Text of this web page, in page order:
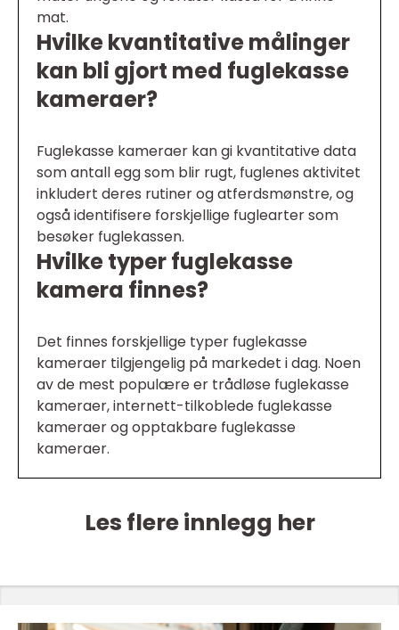
mat.
Hvilke kvantitative målinger
kan bli gjort med fuglekasse
kameraer?
Fuglekasse kameraer kan gi kvantitative data
som antall egg som blir rugt, fuglenes aktivitet
inkludert deres rutiner og atferdsmønstre, og
også identifisere forskjellige fuglearter som
besøker fuglekassen.
Hvilke typer fuglekasse
kamera finnes?
Det finnes forskjellige typer fuglekasse
kameraer tilgjengelig på markedet i dag. Noen
av de mest populære er trådløse fuglekasse
kameraer, internett-tilkoblede fuglekasse
kameraer og opptakbare fuglekasse
kameraer.
Les flere innlegg her